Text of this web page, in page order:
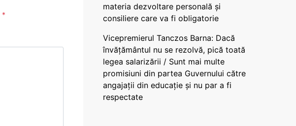
*
materia dezvoltare personală și
consiliere care va fi obligatorie
Vicepremierul Tanczos Barna: Dacă
învățământul nu se rezolvă, pică toată
legea salarizării / Sunt mai multe
promisiuni din partea Guvernului către
angajații din educație și nu par a fi
respectate